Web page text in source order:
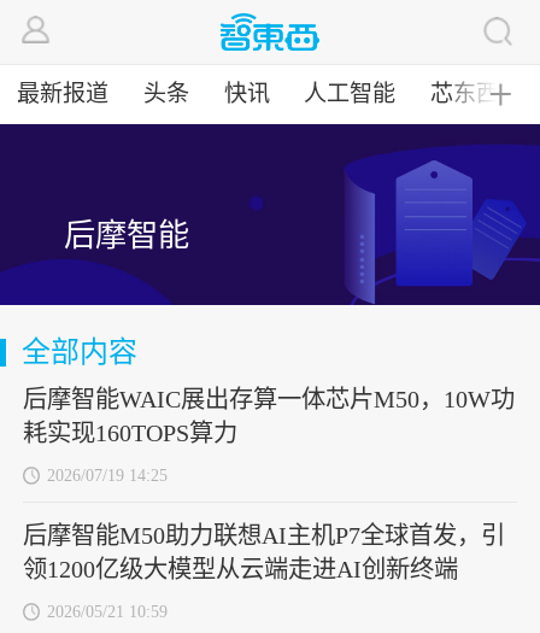
最新报道 头条 快讯 人工智能 芯东西╋
后摩智能
全部内容
后摩智能WAIC展出存算一体芯片M50，10W功
耗实现160TOPS算力
2026/07/19 14:25
后摩智能M50助力联想AI主机P7全球首发，引
领1200亿级大模型从云端走进AI创新终端
2026/05/21 10:59